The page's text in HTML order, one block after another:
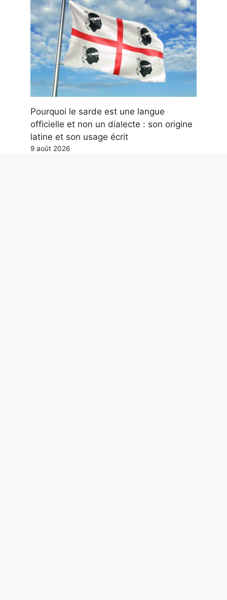
Pourquoi le sarde est une langue
officielle et non un dialecte : son origine
latine et son usage écrit
9 août 2026